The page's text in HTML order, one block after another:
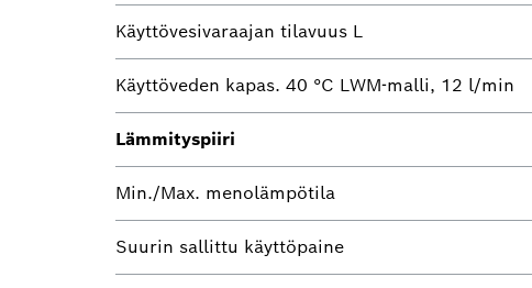
Käyttövesivaraajan tilavuus L
Käyttöveden kapas. 40 °C LWM-malli, 12 l/min
Lämmityspiiri
Min./Max. menolämpötila
Suurin sallittu käyttöpaine